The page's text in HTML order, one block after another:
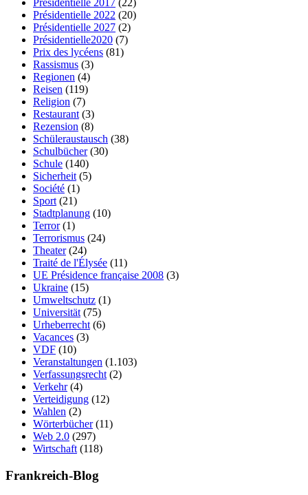
Présidentielle 2017 (22)
Présidentielle 2022 (20)
Présidentielle 2027 (2)
Présidentielle2020 (7)
Prix des lycéens (81)
Rassismus (3)
Regionen (4)
Reisen (119)
Religion (7)
Restaurant (3)
Rezension (8)
Schüleraustausch (38)
Schulbücher(30)
Schule (140)
Sicherheit (5)
Société (1)
Sport (21)
Stadtplanung (10)
Terror(1)
Terrorismus (24)
Theater(24)
Traité de l'Élysée (11)
UE Présidence française 2008 (3)
Ukraine (15)
Umweltschutz (1)
Universität (75)
Urheberrecht (6)
Vacances (3)
VDF (10)
Veranstaltungen (1.103)
Verfassungsrecht (2)
Verkehr(4)
Verteidigung (12)
Wahlen (2)
Wörterbücher(11)
Web 2.0 (297)
Wirtschaft (118)
Frankreich-Blog